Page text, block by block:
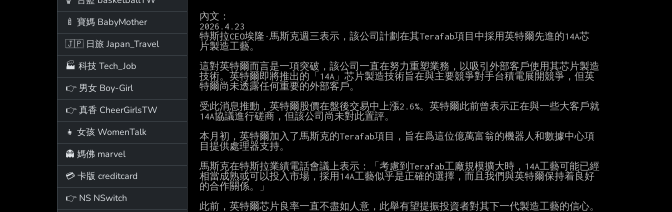
🍼 寶媽 BabyMother
🇯🇵 日旅 Japan_Travel
🏭 科技 Tech_Job
👉 男女 Boy-Girl
👉 真香 CheerGirlsTW
👧 女孩 WomenTalk
👻 媽佛 marvel
💳 卡版 creditcard
👉 NS NSwitch
內文：
2026.4.23
特斯拉CEO埃隆·馬斯克週三表示，該公司計劃在其Terafab項目中採用英特爾先進的14A芯
片製造工藝。
這對英特爾而言是一項突破，該公司一直在努力重塑業務，以吸引外部客戶使用其芯片製造
技術。英特爾即將推出的「14A」芯片製造技術旨在與主要競爭對手台積電展開競爭，但英
特爾尚未透露任何重要的外部客戶。
受此消息推動，英特爾股價在盤後交易中上漲2.6%。英特爾此前曾表示正在與一些大客戶就
14A協議進行磋商，但該公司尚未對此置評。
本月初，英特爾加入了馬斯克的Terafab項目，旨在爲這位億萬富翁的機器人和數據中心項
目提供處理器支持。
馬斯克在特斯拉業績電話會議上表示：「考慮到Terafab工廠規模擴大時，14A工藝可能已經
相當成熟或可以投入市場，採用14A工藝似乎是正確的選擇，而且我們與英特爾保持着良好
的合作關係。」
此前，英特爾芯片良率一直不盡如人意，此舉有望提振投資者對其下一代製造工藝的信心。